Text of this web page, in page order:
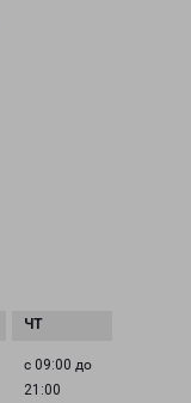
с 09:00 до
21:00